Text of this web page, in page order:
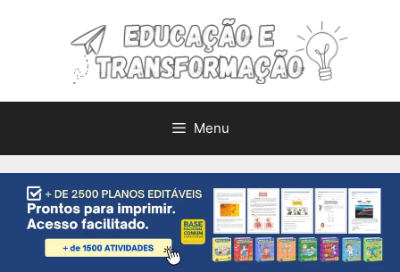
Menu